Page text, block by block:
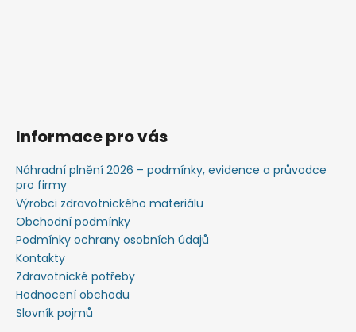
Informace pro vás
Náhradní plnění 2026 – podmínky, evidence a průvodce
pro firmy
Výrobci zdravotnického materiálu
Obchodní podmínky
Podmínky ochrany osobních údajů
Kontakty
Zdravotnické potřeby
Hodnocení obchodu
Slovník pojmů